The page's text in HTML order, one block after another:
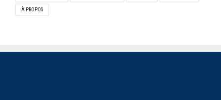
À PROPOS